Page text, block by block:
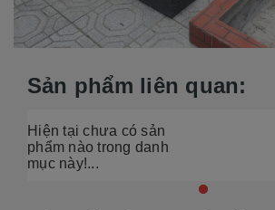
Sản phẩm liên quan:
Hiện tại chưa có sản
phẩm nào trong danh
mục này!...